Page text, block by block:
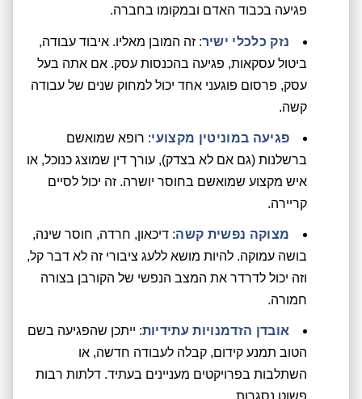
פגיעה בכבוד האדם ובמקומו בחברה.
נזק כלכלי ישיר: זה המובן מאליו. איבוד עבודה,
ביטול עסקאות, פגיעה בהכנסות עסק. אם אתה בעל
עסק, פרסום פוגעני אחד יכול למחוק שנים של עבודה
קשה.
פגיעה במוניטין מקצועי: רופא שמואשם
ברשלנות (גם אם לא בצדק), עורך דין שמוצג כנוכל, או
איש מקצוע שמואשם בחוסר יושרה. זה יכול לסיים
קריירה.
מצוקה נפשית קשה: דיכאון, חרדה, חוסר שינה,
בושה עמוקה. להיות מושא ללעג ציבורי זה לא דבר קל,
וזה יכול לדרדר את המצב הנפשי של הקורבן בצורה
חמורה.
אובדן הזדמנויות עתידיות: ייתכן שהפגיעה בשם
הטוב תמנע קידום, קבלה לעבודה חדשה, או
השתלבות בפרויקטים מעניינים בעתיד. דלתות רבות